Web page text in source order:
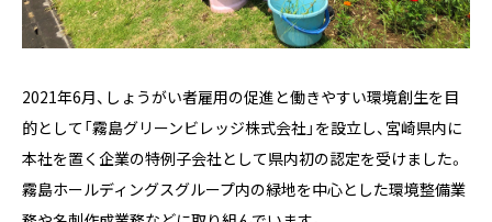
2021年6月、しょうがい者雇用の促進と働きやすい環境創生を目
的として「霧島グリーンビレッジ株式会社」を設立し、宮崎県内に
本社を置く企業の特例子会社として県内初の認定を受けました。
霧島ホールディングスグループ内の緑地を中心とした環境整備業